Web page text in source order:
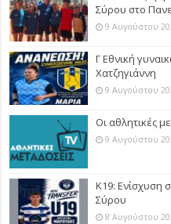
Σύρου στο
9 Αυγούστου
Γ Εθνική
Χατζηγιάννη
9 Αυγούστου
Οι αθλητικές
9 Αυγούστου
Κ19: Ενίσχυση
Σύρου
8 Αυγούστου